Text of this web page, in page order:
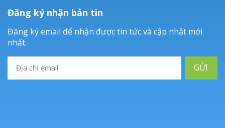
Đăng ký nhận bản tin
Đăng ký email để nhận được tin tức và cập nhật mới
nhất.
GỬI